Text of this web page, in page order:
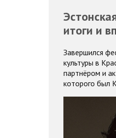
итоги и
Завершился
культуры в
партнёром и
которого был